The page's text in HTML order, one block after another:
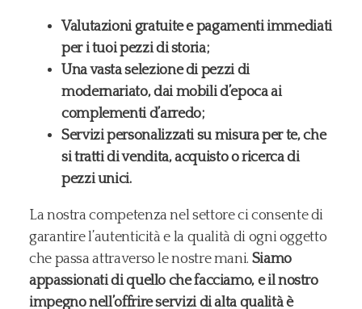
Valutazioni gratuite e pagamenti immediati
per i tuoi pezzi di storia;
Una vasta selezione di pezzi di
modernariato, dai mobili d’epoca ai
complementi d’arredo;
Servizi personalizzati su misura per te, che
si tratti di vendita, acquisto o ricerca di
pezzi unici.
La nostra competenza nel settore ci consente di
garantire l’autenticità e la qualità di ogni oggetto
che passa attraverso le nostre mani. Siamo
appassionati di quello che facciamo, e il nostro
impegno nell’offrire servizi di alta qualità è